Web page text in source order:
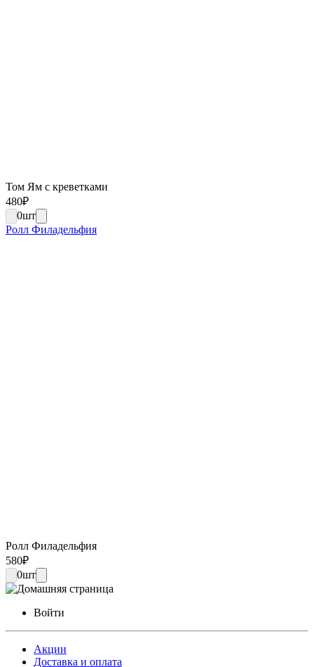
Том Ям с креветками
480₽
0шт
Ролл Филадельфия
Ролл Филадельфия
580₽
0шт
Войти
Акции
Доставка и оплата